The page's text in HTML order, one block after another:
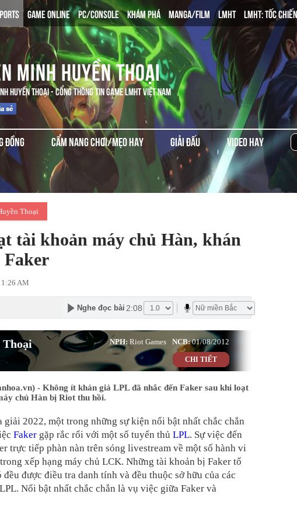
GAME ONLINE PC/CONSOLE KHÁM PHÁ MANGA/FILM LMHT LMHT: TỐC CHIẾN
MINH HUYỀN THOẠI
HUYỀN THOẠI - CỔNG THÔNG TIN GAME LMHT VIỆT NAM
ĐỒNG CẨM NANG CHƠI/MẸO HAY GIẢI ĐẤU VIDEO HAY
Thoại
tài khoản máy chủ Hàn, khán
Faker
AM
Nghe đọc bài 2:08
01/08/2012
NCB:
Riot Games
NPH:
CHI TIẾT
- Không ít khán giả LPL đã nhắc đến Faker sau khi loạt
chủ Hàn bị Riot thu hồi.
giải 2022, một trong những sự kiện nổi bật nhất chắc chắn
Faker gặp rắc rối với một số tuyển thủ LPL. Sự việc đến
trực tiếp phàn nàn trên sóng livestream về một số hành vi
xếp hạng máy chủ LCK. Những tài khoản bị Faker tố
đều được điều tra danh tính và đều thuộc sở hữu của các
Nổi bật nhất chắc chắn là vụ việc giữa Faker và